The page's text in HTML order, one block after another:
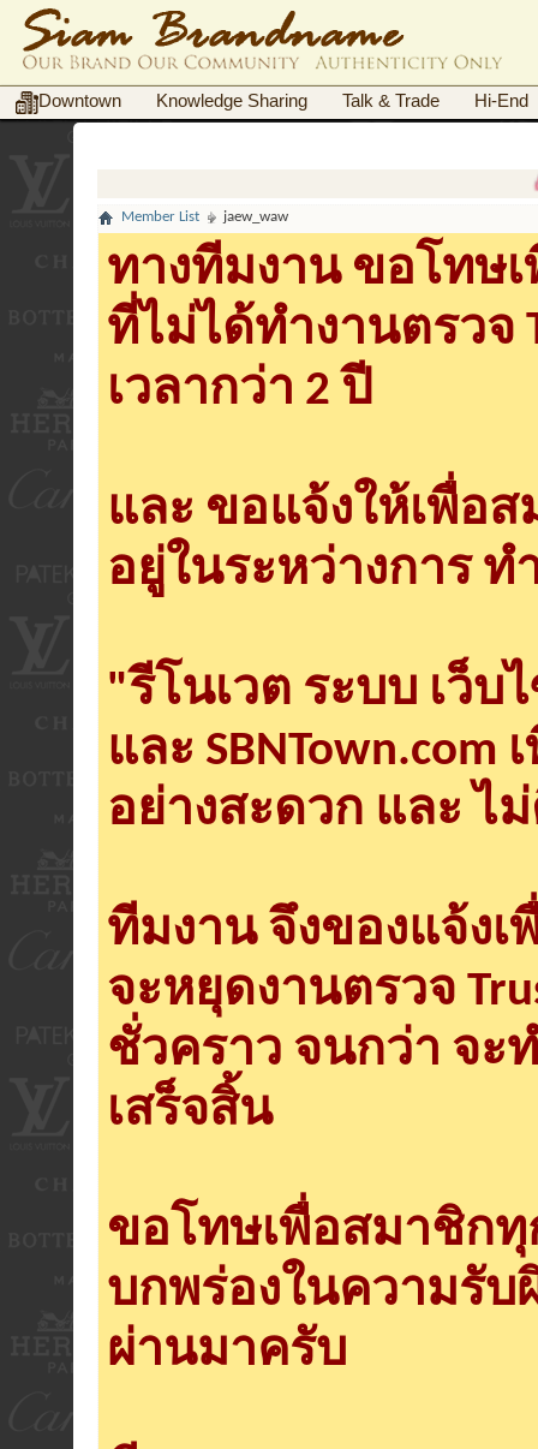
Downtown Knowledge Sharing Talk & Trade Hi-End
Member List jaew_waw
ทางทีมงาน ขอโทษ
ที่ไม่ได้ทำงานตรวจ
เวลากว่า 2 ปี
และ ขอแจ้งให้เพื่อ
อยู่ในระหว่างการ ท
"รีโนเวต ระบบ เว็บ
และ
อย่างสะดวก และ ไ
ทีมงาน จึงของแจ้ง
จะหยุดงานตรวจ
ชั่วคราว จนกว่า จะ
เสร็จสิ้น
ขอโทษเพื่อสมาชิก
บกพร่องในความรั
ผ่านมาครับ